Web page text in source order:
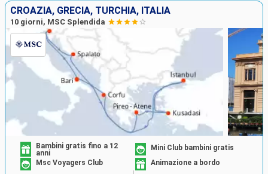
CROAZIA, GRECIA, TURCHIA, ITALIA
10 giorni, MSC Splendida
Bambini gratis fino a 12
anni
Mini Club bambini gratis
Msc Voyagers Club
Animazione a bordo